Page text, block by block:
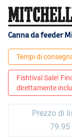
Canna da feeder
Tempi di
Fishtival Sale!
direttamente
Prezzo di
79.95